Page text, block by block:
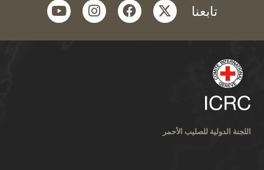
تابعنا twitter
facebook
instagram
youtube
اللجنة الدولية للصليب الأحمر